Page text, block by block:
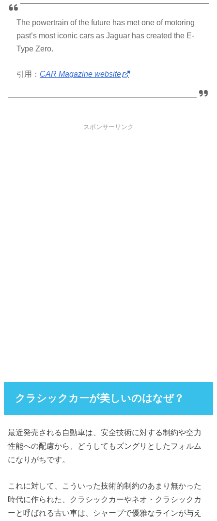
The powertrain of the future has met one of motoring
past’s most iconic cars as Jaguar has created the E-
Type Zero.
引用： CAR Magazine website
スポンサーリンク
クラシックカーが美しいのはなぜ？
最近発売される自動車は、安全技術に対する制約や空力
性能への配慮から、どうしてもズングリとしたフォルム
になりがちです。
これに対して、こういった技術的制約のあまり無かった
時代に作られた、クラシックカーやネオ・クラシックカ
ーと呼ばれる古い車は、シャープで優雅なラインが与え